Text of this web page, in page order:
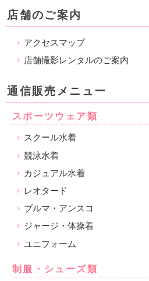
店舗のご案内
アクセスマップ
店舗撮影レンタルのご案内
通信販売メニュー
スポーツウェア類
スクール水着
競泳水着
カジュアル水着
レオタード
ブルマ・アンスコ
ジャージ・体操着
ユニフォーム
制服・シューズ類